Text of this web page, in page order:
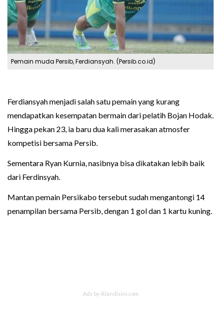
Pemain muda Persib, Ferdiansyah. (Persib.co.id)
Ferdiansyah menjadi salah satu pemain yang kurang
mendapatkan kesempatan bermain dari pelatih Bojan Hodak.
Hingga pekan 23, ia baru dua kali merasakan atmosfer
kompetisi bersama Persib.
Sementara Ryan Kurnia, nasibnya bisa dikatakan lebih baik
dari Ferdinsyah.
Mantan pemain Persikabo tersebut sudah mengantongi 14
penampilan bersama Persib, dengan 1 gol dan 1 kartu kuning.